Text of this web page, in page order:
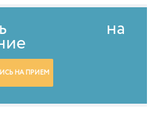
на
НА ПРИЕМ